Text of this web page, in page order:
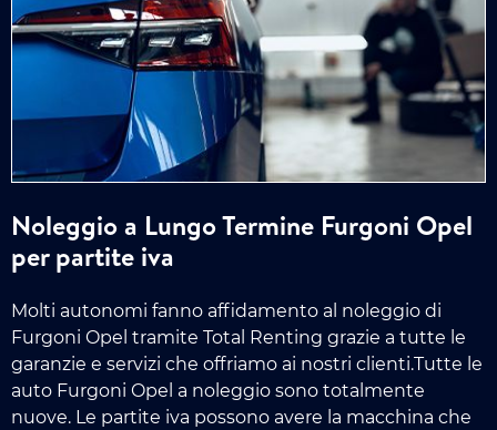
Noleggio a Lungo Termine Furgoni Opel
per partite iva
Molti autonomi fanno affidamento al noleggio di
Furgoni Opel tramite Total Renting grazie a tutte le
garanzie e servizi che offriamo ai nostri clienti.Tutte le
auto Furgoni Opel a noleggio sono totalmente
nuove. Le partite iva possono avere la macchina che